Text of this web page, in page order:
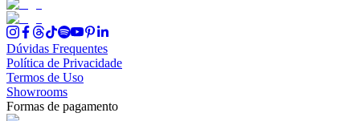
Dúvidas Frequentes
Política de Privacidade
Termos de Uso
Showrooms
Formas de pagamento